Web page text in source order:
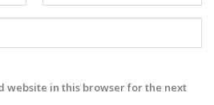
website in this browser for the next